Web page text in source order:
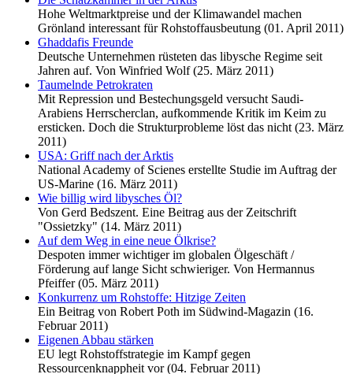
Hohe Weltmarktpreise und der Klimawandel machen
Grönland interessant für Rohstoffausbeutung (01. April 2011)
Ghaddafis Freunde
Deutsche Unternehmen rüsteten das libysche Regime seit
Jahren auf. Von Winfried Wolf (25. März 2011)
Taumelnde Petrokraten
Mit Repression und Bestechungsgeld versucht Saudi-
Arabiens Herrscherclan, aufkommende Kritik im Keim zu
ersticken. Doch die Strukturprobleme löst das nicht (23. März
2011)
USA: Griff nach der Arktis
National Academy of Scienes erstellte Studie im Auftrag der
US-Marine (16. März 2011)
Wie billig wird libysches Öl?
Von Gerd Bedszent. Eine Beitrag aus der Zeitschrift
"Ossietzky" (14. März 2011)
Auf dem Weg in eine neue Ölkrise?
Despoten immer wichtiger im globalen Ölgeschäft /
Förderung auf lange Sicht schwieriger. Von Hermannus
Pfeiffer (05. März 2011)
Konkurrenz um Rohstoffe: Hitzige Zeiten
Ein Beitrag von Robert Poth im Südwind-Magazin (16.
Februar 2011)
Eigenen Abbau stärken
EU legt Rohstoffstrategie im Kampf gegen
Ressourcenknappheit vor (04. Februar 2011)